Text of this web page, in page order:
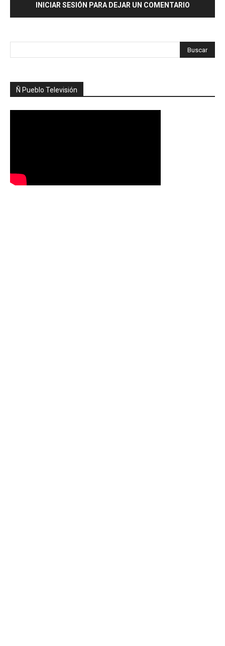
INICIAR SESIÓN PARA DEJAR UN COMENTARIO
Ñ Pueblo Televisión